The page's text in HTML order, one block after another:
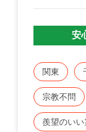
作業員詰め
安
関東
宗教不問
羨望のい